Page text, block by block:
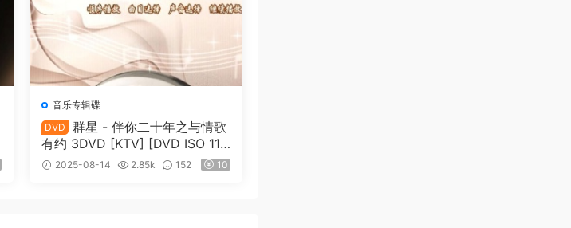
音乐专辑碟
DVD
群星 - 伴你二十年之与情歌
有约 3DVD [KTV] [DVD ISO 11.
85GB]
2025-08-14 2.85k 152 10